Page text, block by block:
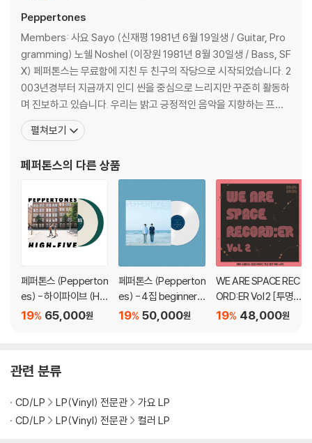
닐은 품질보증대상이 아닙니다.
3) 일본 제작 LP는 대부분 겉비닐이 밀봉되어 있지 않습니다.
4) 디지털 다운로드 코드는 본사에서 공지 없이 증정 종료될 수 있습니다.
※ 재생 불량
1) 침압 조절 기능이 없는 턴테이블을 사용하시는 경우, (주로 올인원 형태
모델) 다이내믹 사운드의 편차가 큰 트랙을 재생할 때 이상 현상이 발생할
수 있습니다.
기기 문제로 인해 발생하는 재생 불량 현상에 대해서는 반품/교환이 불가
하니 침압 조절이 가능한 기기에서 재생하실 것을 권유 드립니다.
2) 디스크는 정전기와 먼지로 인해 재생이 원활하지 않은 경우가 있습니
다. 전용 제품으로 이를 제거하면 대부분 해결됩니다.
3) 바늘에 먼지가 쌓이는 경우에도 재생이 원활하지 않을 수 있습니다.
1) 열을 가하여 제작하는 바이닐 공정 특성상 디스크 표면이 미세하게 울
렁거리거나 휘어지는 경우가 있습니다.
재생이 불안정한 경우 스태빌라이저를 사용하시면 좀 더 안정적인 재생이
블 스핀들에 맞지 않는 경우에는 전용 제품 등을 이용하여 센터 홀을 조정
하시면 해결됩니다.
3) 디스크에 미세한 잔 흠집이 남아있거나 인쇄 면이 깨끗하지 않은 경우
가 있으며, 이는 상품의 불량이 아닙니다. 단, 재생에 이상이 있는 경우에는
Peppertones
Members: 사요 Sayo (신재평 1981년 6월 19일생 / Guitar, Pro
gramming) 노쉘 Noshel (이장원 1981년 8월 30일생 / Bass, SF
X) 페퍼톤스는 무료함에 지친 두 친구의 작당으로 시작되었습니다. 2
003년경부터 지금까지 인디 씬을 중심으로 느리지만 꾸준히 활동하
며 진보하고 있습니다. 우리는 밝고 긍정적인 음악을 지향하는 프로
듀싱 유니트입니다. ○ 2003 결성 ○ 2004 EP [A Preview] 발매
(6곡, Lo-Fi Cavaresound) ○ 2005 첫 번째 Full-Length Albu
펼쳐보기
페퍼톤스의 다른 상품
페퍼톤스 (Pepperton
es) - 하이파이브 (HI
GH-FIVE) [컬러 2LP]
65,000원
19%
페퍼톤스 (Pepperton
es) - 4집 beginner’s
luck [화이트 컬러 LP]
50,000원
19%
WE ARE SPACE REC
ORD:ER Vol 2 [투명
레드 & 화이트 마블 컬
48,000원
19%
관련 분류
CD/LP LP(Vinyl) 전문관
가요 LP
CD/LP
LP(Vinyl) 전문관 컬러 LP